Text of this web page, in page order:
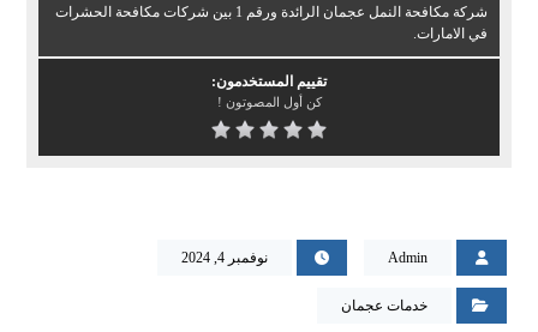
شركة مكافحة النمل عجمان الرائدة ورقم 1 بين شركات مكافحة الحشرات
في الامارات.
تقييم المستخدمون:
كن أول المصوتون !
Admin نوفمبر 4, 2024
خدمات عجمان